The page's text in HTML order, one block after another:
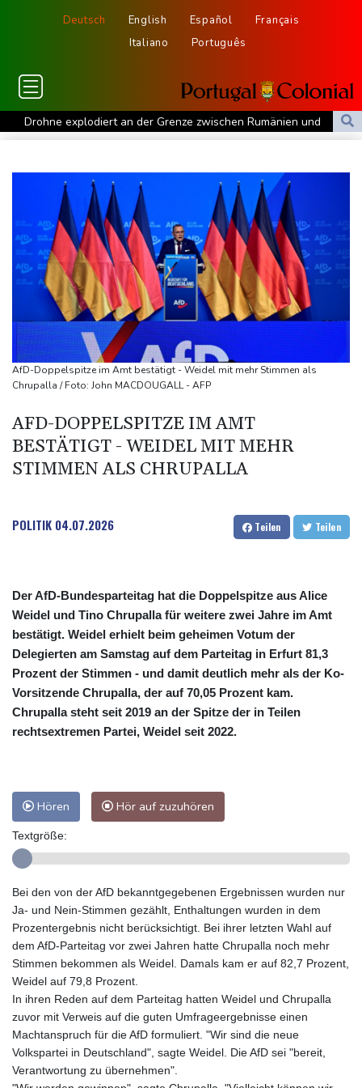
Deutsch English Español
Français
Italiano
Português
Drohne explodiert an der Grenze zwischen Rumänien und
Bulgarien nahe Gaspipeline
Absturz von Ultraleichtflugzeug: 72-jähriger Pilot stirbt in Baden-
Württemberg
Selenskyj warnt in Belgrad vor Folgen russischer Angriffe für
den Winter
Drohnen über Bundeswehrstandort in Nordrhein-Westfalen
gesichtet
Ungarns Regierungspartei nominiert Ex-Gerichtspräsidenten
Baka als Staatschef
Schwimm-EM: Halbisch winkt und springt zu Bronze
Selenskyj: Ukraine hat praktisch keine intakten
Wärmekraftwerke mehr
Braunschweig nach Kantersieg in Magdeburg an der Spitze
Absteiger schlägt Aufsteiger: Heidenheim siegt turbulent
AfD-Doppelspitze im Amt bestätigt - Weidel mit mehr Stimmen als
Chrupalla / Foto: John MACDOUGALL - AFP
AFD-DOPPELSPITZE IM AMT
BESTÄTIGT - WEIDEL MIT MEHR
STIMMEN ALS CHRUPALLA
POLITIK 04.07.2026 Teilen Teilen
Der AfD-Bundesparteitag hat die Doppelspitze aus Alice
Weidel und Tino Chrupalla für weitere zwei Jahre im Amt
bestätigt. Weidel erhielt beim geheimen Votum der
Delegierten am Samstag auf dem Parteitag in Erfurt 81,3
Prozent der Stimmen - und damit deutlich mehr als der Ko-
Vorsitzende Chrupalla, der auf 70,05 Prozent kam.
Chrupalla steht seit 2019 an der Spitze der in Teilen
rechtsextremen Partei, Weidel seit 2022.
Hören Hör auf zuzuhören
Textgröße:
Bei den von der AfD bekanntgegebenen Ergebnissen wurden nur
Ja- und Nein-Stimmen gezählt, Enthaltungen wurden in dem
Prozentergebnis nicht berücksichtigt. Bei ihrer letzten Wahl auf
dem AfD-Parteitag vor zwei Jahren hatte Chrupalla noch mehr
Stimmen bekommen als Weidel. Damals kam er auf 82,7 Prozent,
Weidel auf 79,8 Prozent.
In ihren Reden auf dem Parteitag hatten Weidel und Chrupalla
zuvor mit Verweis auf die guten Umfrageergebnisse einen
Machtanspruch für die AfD formuliert. "Wir sind die neue
Volkspartei in Deutschland", sagte Weidel. Die AfD sei "bereit,
Verantwortung zu übernehmen".